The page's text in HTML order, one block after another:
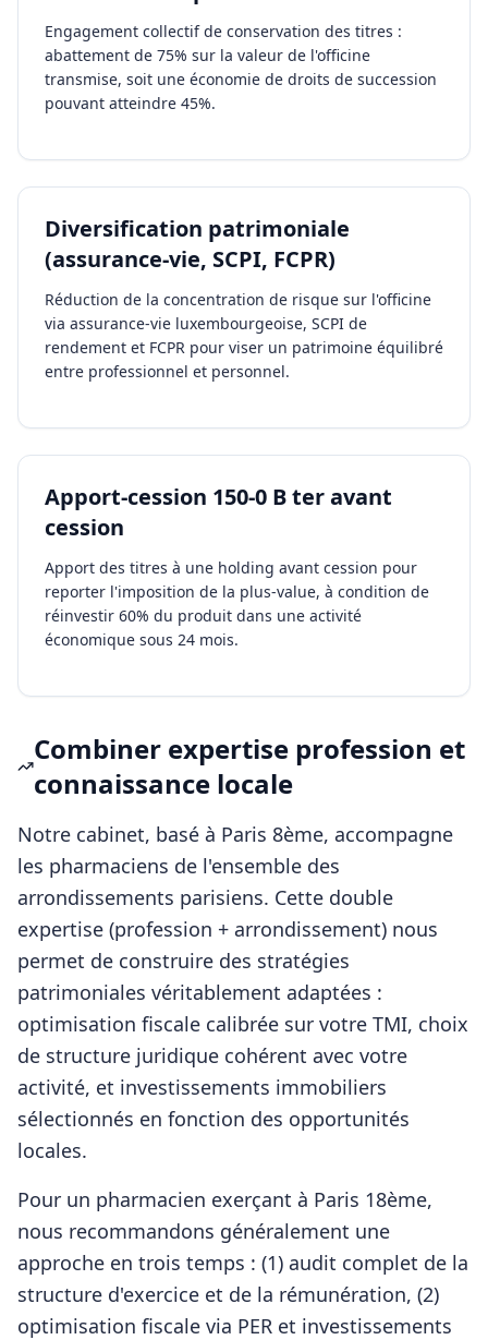
Engagement collectif de conservation des titres :
abattement de 75% sur la valeur de l'officine
transmise, soit une économie de droits de succession
pouvant atteindre 45%.
Diversification patrimoniale
(assurance-vie, SCPI, FCPR)
Réduction de la concentration de risque sur l'officine
via assurance-vie luxembourgeoise, SCPI de
rendement et FCPR pour viser un patrimoine équilibré
entre professionnel et personnel.
Apport-cession 150-0 B ter avant
cession
Apport des titres à une holding avant cession pour
reporter l'imposition de la plus-value, à condition de
réinvestir 60% du produit dans une activité
économique sous 24 mois.
Combiner expertise profession et
connaissance locale
Notre cabinet, basé à Paris 8ème, accompagne
les pharmaciens de l'ensemble des
arrondissements parisiens. Cette double
expertise (profession + arrondissement) nous
permet de construire des stratégies
patrimoniales véritablement adaptées :
optimisation fiscale calibrée sur votre TMI, choix
de structure juridique cohérent avec votre
activité, et investissements immobiliers
sélectionnés en fonction des opportunités
locales.
Pour un pharmacien exerçant à Paris 18ème,
nous recommandons généralement une
approche en trois temps : (1) audit complet de la
structure d'exercice et de la rémunération, (2)
optimisation fiscale via PER et investissements